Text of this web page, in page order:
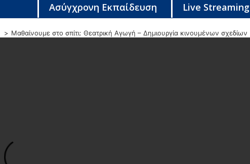
Ασύγχρονη Εκπαίδευση Live Streaming
Μαθαίνουμε στο σπίτι: Θεατρική Αγωγή – Δημιουργία κινουμένων σχεδίων